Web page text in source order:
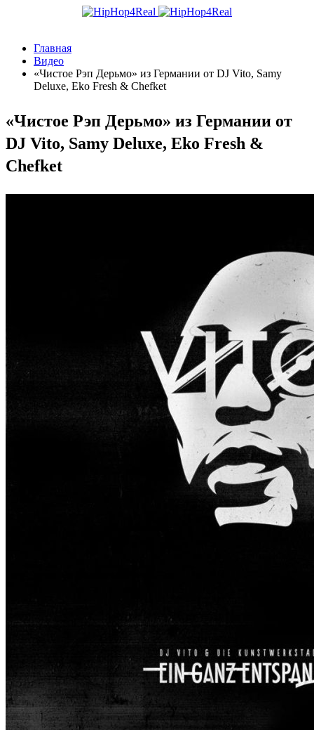
Главная
Видео
«Чистое Рэп Дерьмо» из Германии от DJ Vito, Samy
Deluxe, Eko Fresh & Chefket
«Чистое Рэп Дерьмо» из Германии от
DJ Vito, Samy Deluxe, Eko Fresh &
Chefket